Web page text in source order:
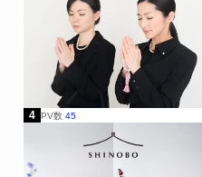
4 PV数 45